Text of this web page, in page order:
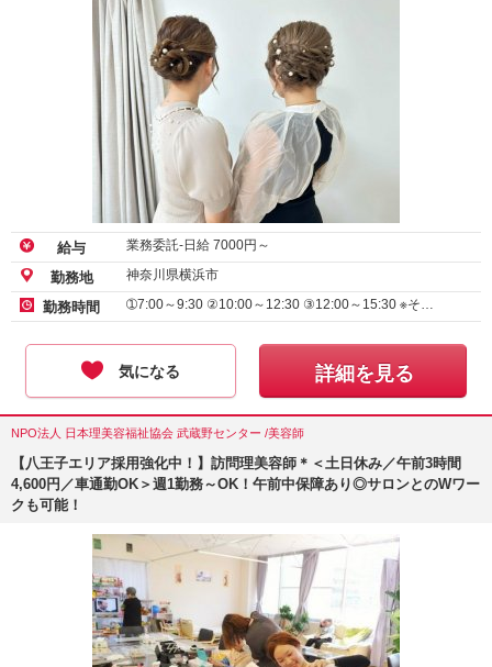
給与 業務委託-日給 7000円～
勤務地 神奈川県横浜市
勤務時間 ➀7:00～9:30 ②10:00～12:30 ③12:00～15:30 ※そ…
気になる 詳細を見る
NPO法人 日本理美容福祉協会 武蔵野センター /美容師
【八王子エリア採用強化中！】訪問理美容師＊＜土日休み／午前3時間
4,600円／車通勤OK＞週1勤務～OK！午前中保障あり◎サロンとのWワー
クも可能！